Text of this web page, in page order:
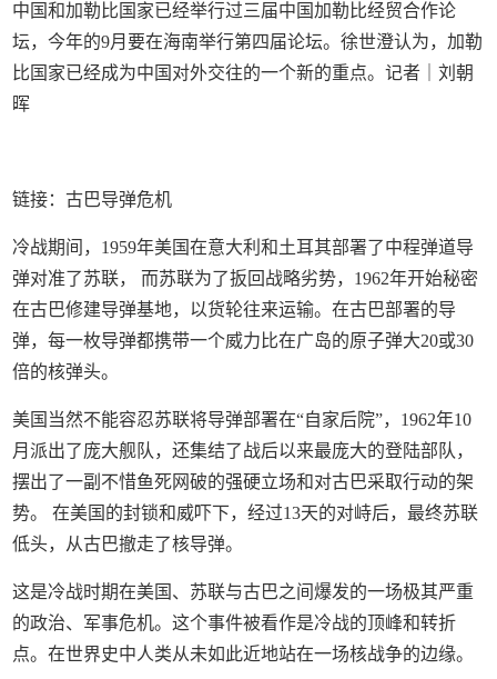
中国和加勒比国家已经举行过三届中国加勒比经贸合作论
坛，今年的9月要在海南举行第四届论坛。徐世澄认为，加勒
比国家已经成为中国对外交往的一个新的重点。记者｜刘朝
晖
链接：古巴导弹危机
冷战期间，1959年美国在意大利和土耳其部署了中程弹道导
弹对准了苏联， 而苏联为了扳回战略劣势，1962年开始秘密
在古巴修建导弹基地，以货轮往来运输。在古巴部署的导
弹，每一枚导弹都携带一个威力比在广岛的原子弹大20或30
倍的核弹头。
美国当然不能容忍苏联将导弹部署在“自家后院”，1962年10
月派出了庞大舰队，还集结了战后以来最庞大的登陆部队，
摆出了一副不惜鱼死网破的强硬立场和对古巴采取行动的架
势。 在美国的封锁和威吓下，经过13天的对峙后，最终苏联
低头，从古巴撤走了核导弹。
这是冷战时期在美国、苏联与古巴之间爆发的一场极其严重
的政治、军事危机。这个事件被看作是冷战的顶峰和转折
点。在世界史中人类从未如此近地站在一场核战争的边缘。